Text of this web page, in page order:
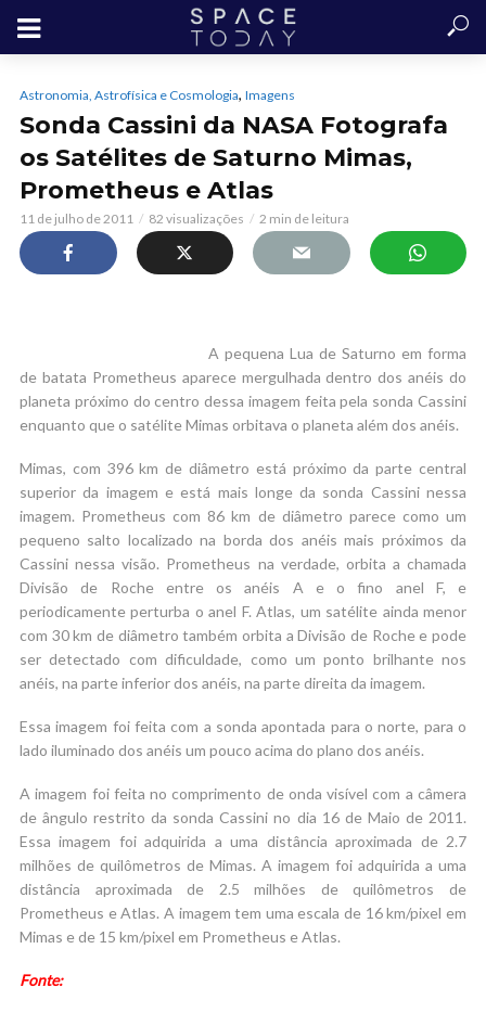
Astronomia, Astrofísica e Cosmologia, Imagens
Sonda Cassini da NASA Fotografa
os Satélites de Saturno Mimas,
Prometheus e Atlas
11 de julho de 2011 82 visualizações 2 min de leitura
A pequena Lua de Saturno em forma
de batata Prometheus aparece mergulhada dentro dos anéis do
planeta próximo do centro dessa imagem feita pela sonda Cassini
enquanto que o satélite Mimas orbitava o planeta além dos anéis.
Mimas, com 396 km de diâmetro está próximo da parte central
superior da imagem e está mais longe da sonda Cassini nessa
imagem. Prometheus com 86 km de diâmetro parece como um
pequeno salto localizado na borda dos anéis mais próximos da
Cassini nessa visão. Prometheus na verdade, orbita a chamada
Divisão de Roche entre os anéis A e o fino anel F, e
periodicamente perturba o anel F. Atlas, um satélite ainda menor
com 30 km de diâmetro também orbita a Divisão de Roche e pode
ser detectado com dificuldade, como um ponto brilhante nos
anéis, na parte inferior dos anéis, na parte direita da imagem.
Essa imagem foi feita com a sonda apontada para o norte, para o
lado iluminado dos anéis um pouco acima do plano dos anéis.
A imagem foi feita no comprimento de onda visível com a câmera
de ângulo restrito da sonda Cassini no dia 16 de Maio de 2011.
Essa imagem foi adquirida a uma distância aproximada de 2.7
milhões de quilômetros de Mimas. A imagem foi adquirida a uma
distância aproximada de 2.5 milhões de quilômetros de
Prometheus e Atlas. A imagem tem uma escala de 16 km/pixel em
Mimas e de 15 km/pixel em Prometheus e Atlas.
Fonte: